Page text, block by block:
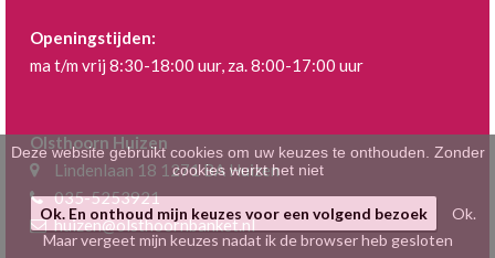
Dieet/allergie
Werken bij >
Openingstijden:
ma t/m vrij 8:30-18:00 uur, za. 8:00-17:00 uur
Olsthoorn Huizen
Lindenlaan 18 1271 BA Huizen
035-5253921
huizen@olsthoornbanket.nl
Deze website gebruikt cookies om uw keuzes te onthouden. Zonder
cookies werkt het niet
Ok. En onthoud mijn keuzes voor een volgend bezoek
Ok.
Maar vergeet mijn keuzes nadat ik de browser heb gesloten